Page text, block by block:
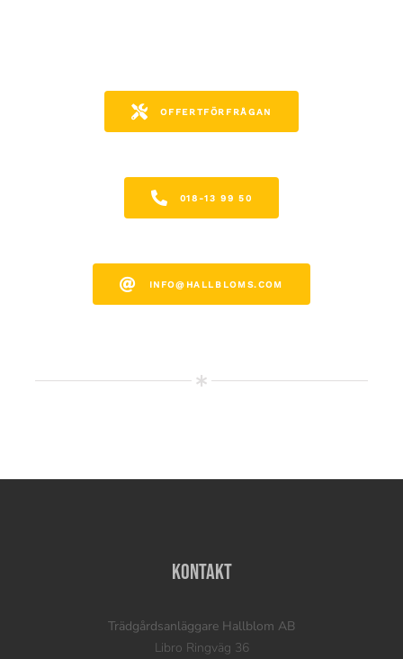
OFFERTFÖRFRÅGAN
018-13 99 50
INFO@HALLBLOMS.COM
Kontakt
Trädgårdsanläggare Hallblom AB
Libro Ringväg 36